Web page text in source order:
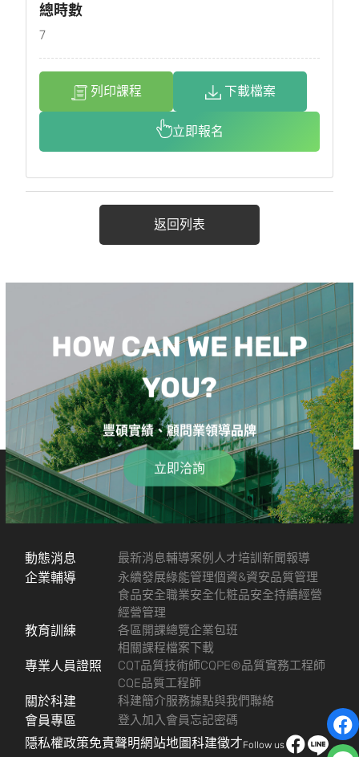
總時數
7
列印課程 下載檔案
立即報名
返回列表
HOW CAN WE HELP
YOU?
豐碩實績、顧問業領導品牌
立即洽詢
動態消息 最新消息輔導案例 人才培訓新聞報導
企業輔導 永續發展綠能管理個資&資安品質管理
食品安全職業安全化粧品安全持續經營
經營管理
教育訓練 各區開課總覽企業包班
相關課程檔案下載
專業人員證照 CQT品質技術師CQPE®品質實務工程師
CQE品質工程師
關於科建 科建簡介服務據點與我們聯絡
會員專區 登入加入會員忘記密碼
隱私權政策免責聲明網站地圖科建徵才Follow us